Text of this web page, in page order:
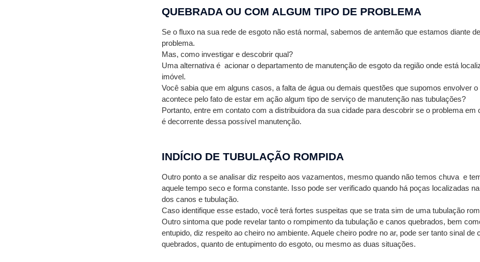
QUEBRADA OU COM ALGUM TIPO DE PROBLEMA
Se o fluxo na sua rede de esgoto não está normal, sabemos de antemão que estamos diante
problema.
Mas, como investigar e descobrir qual?
Uma alternativa é  acionar o departamento de manutenção de esgoto da região onde está
imóvel.
Você sabia que em alguns casos, a falta de água ou demais questões que supomos envolver o
acontece pelo fato de estar em ação algum tipo de serviço de manutenção nas tubulações?
Portanto, entre em contato com a distribuidora da sua cidade para descobrir se o problema em
é decorrente dessa possível manutenção.
INDÍCIO DE TUBULAÇÃO ROMPIDA
Outro ponto a se analisar diz respeito aos vazamentos, mesmo quando não temos chuva  e
aquele tempo seco e forma constante. Isso pode ser verificado quando há poças localizadas
dos canos e tubulação.
Caso identifique esse estado, você terá fortes suspeitas que se trata sim de uma tubulação
Outro sintoma que pode revelar tanto o rompimento da tubulação e canos quebrados, bem
entupido, diz respeito ao cheiro no ambiente. Aquele cheiro podre no ar, pode ser tanto sinal de
quebrados, quanto de entupimento do esgoto, ou mesmo as duas situações.